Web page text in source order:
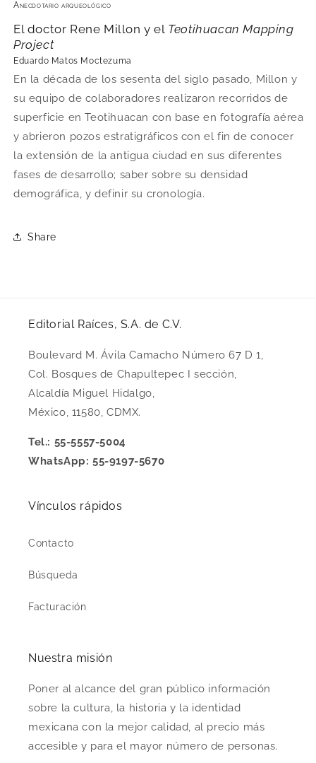
Anecdotario arqueológico
El doctor Rene Millon y el Teotihuacan Mapping
Project
Eduardo Matos Moctezuma
En la década de los sesenta del siglo pasado, Millon y
su equipo de colaboradores realizaron recorridos de
superficie en Teotihuacan con base en fotografía aérea
y abrieron pozos estratigráficos con el fin de conocer
la extensión de la antigua ciudad en sus diferentes
fases de desarrollo; saber sobre su densidad
demográfica, y definir su cronología.
Share
Editorial Raíces, S.A. de C.V.
Boulevard M. Ávila Camacho Número 67 D 1,
Col. Bosques de Chapultepec I sección,
Alcaldía Miguel Hidalgo,
México, 11580, CDMX.
Tel.: 55-5557-5004
WhatsApp: 55-9197-5670
Vínculos rápidos
Contacto
Búsqueda
Facturación
Nuestra misión
Poner al alcance del gran público información
sobre la cultura, la historia y la identidad
mexicana con la mejor calidad, al precio más
accesible y para el mayor número de personas.